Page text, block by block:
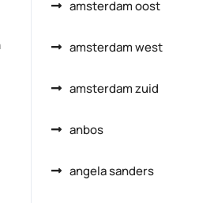
amsterdam oost
amsterdam west
amsterdam zuid
anbos
angela sanders